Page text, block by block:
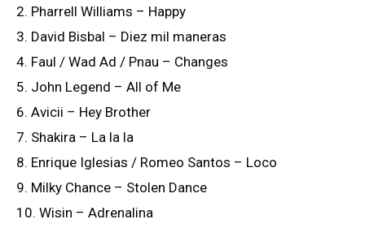
2. Pharrell Williams – Happy
3. David Bisbal – Diez mil maneras
4. Faul / Wad Ad / Pnau – Changes
5. John Legend – All of Me
6. Avicii – Hey Brother
7. Shakira – La la la
8. Enrique Iglesias / Romeo Santos – Loco
9. Milky Chance – Stolen Dance
10. Wisin – Adrenalina